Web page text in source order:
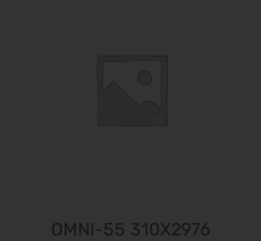
OMNI-55 310X2976